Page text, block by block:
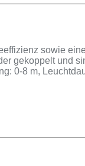
sowie
gekoppelt und
0-8 m,